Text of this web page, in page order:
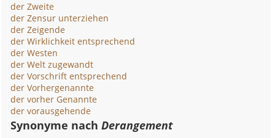
der Zweite
der Zensur unterziehen
der Zeigende
der Wirklichkeit entsprechend
der Westen
der Welt zugewandt
der Vorschrift entsprechend
der Vorhergenannte
der vorher Genannte
der vorausgehende
Synonyme nachDerangement